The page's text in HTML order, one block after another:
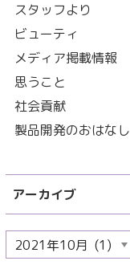
スタッフより
ビューティ
メディア掲載情報
思うこと
社会貢献
製品開発のおはなし
アーカイブ
ア
ー